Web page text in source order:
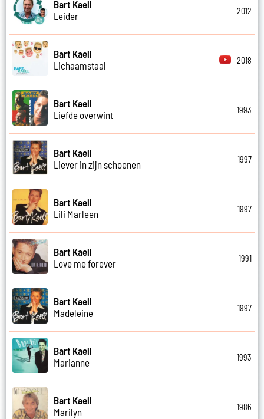
Bart Kaell
Leider
2012
Bart Kaell
Lichaamstaal
2018
Bart Kaell
Liefde overwint
1993
Bart Kaell
Liever in zijn schoenen
1997
Bart Kaell
Lili Marleen
1997
Bart Kaell
Love me forever
1991
Bart Kaell
Madeleine
1997
Bart Kaell
Marianne
1993
Bart Kaell
Marilyn
1986